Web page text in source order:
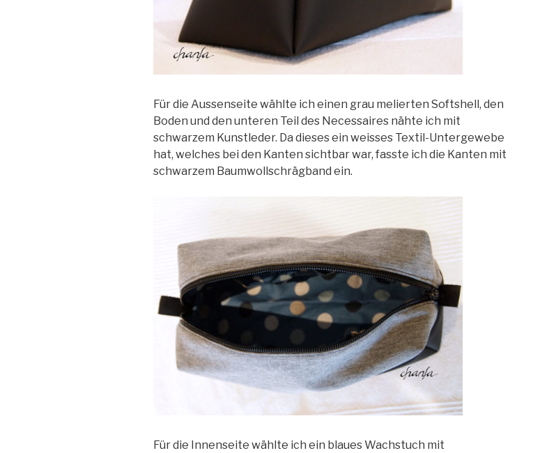
Für die Aussenseite wählte ich einen grau melierten Softshell, den
Boden und den unteren Teil des Necessaires nähte ich mit
schwarzem Kunstleder. Da dieses ein weisses Textil-Untergewebe
hat, welches bei den Kanten sichtbar war, fasste ich die Kanten mit
schwarzem Baumwollschrägband ein.
Für die Innenseite wählte ich ein blaues Wachstuch mit